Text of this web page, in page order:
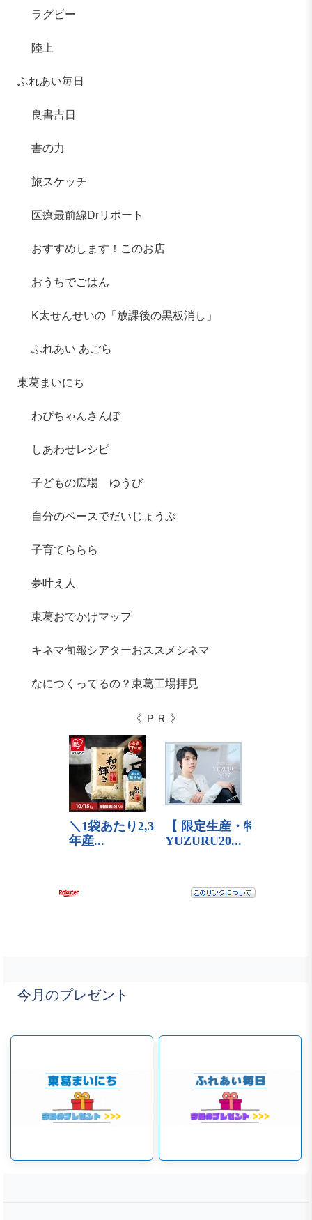
ラグビー
陸上
ふれあい毎日
良書吉日
書の力
旅スケッチ
医療最前線Drリポート
おすすめします！このお店
おうちでごはん
K太せんせいの「放課後の黒板消し」
ふれあい あごら
東葛まいにち
わぴちゃんさんぽ
しあわせレシピ
子どもの広場 ゆうび
自分のペースでだいじょうぶ
子育てららら
夢叶え人
東葛おでかけマップ
キネマ旬報シアターおススメシネマ
なにつくってるの？東葛工場拝見
《 ＰＲ 》
今月のプレゼント